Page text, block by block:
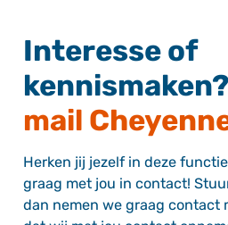
Interesse of
kennismaken?
mail
Herken jij jezelf in deze
graag met jou in contact!
dan nemen we graag contact